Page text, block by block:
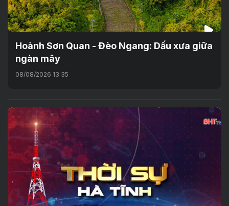
Hoành Sơn Quan - Đèo Ngang: Dấu xưa giữa
ngàn mây
08/08/2026 13:35